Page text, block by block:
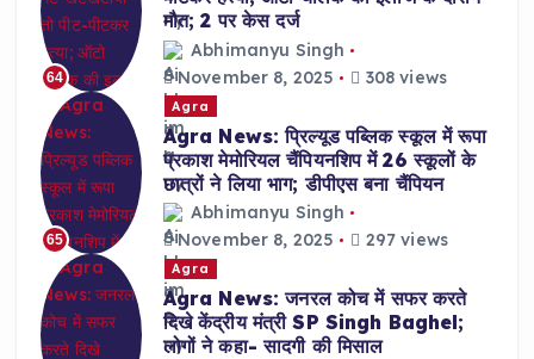
64
मौत; 2 पर केस दर्ज
Abhimanyu Singh
November 8, 2025
308 views
65
Agra
Agra News: प्रिल्यूड पब्लिक स्कूल में रूपा
प्रकाश मेमोरियल चैंपियनशिप में 26 स्कूलों के
छात्रों ने लिया भाग; डीपीएस बना चैंपियन
Abhimanyu Singh
November 8, 2025
297 views
Agra
Agra News: जनरल कोच में सफर करते
दिखे केंद्रीय मंत्री SP Singh Baghel;
लोगों ने कहा- सादगी की मिसाल